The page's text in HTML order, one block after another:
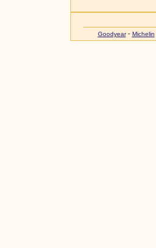
Goodyear- Michelin